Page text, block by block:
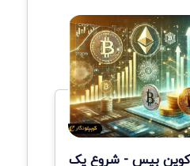
کوین بیس - شروع یک